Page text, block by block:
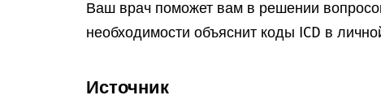
Ваш врач поможет вам в решении
необходимости объяснит коды ICD в
Источник